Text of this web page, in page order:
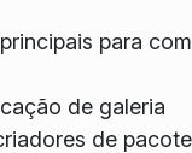
para
de galeria
de